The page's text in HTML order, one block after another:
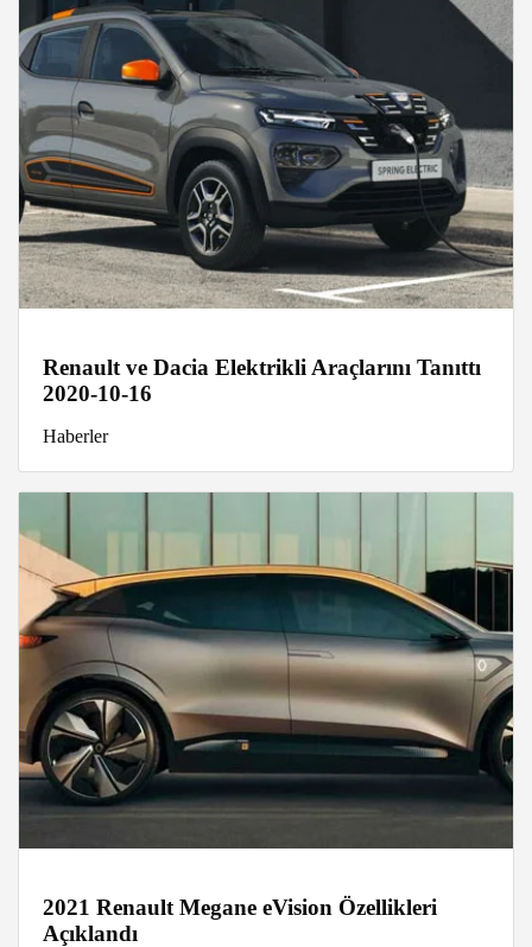
Renault ve Dacia Elektrikli Araçlarını Tanıttı
2020-10-16
Haberler
2021 Renault Megane eVision Özellikleri
Açıklandı